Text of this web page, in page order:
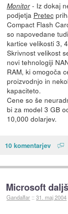
Monitor- Iz dokaj
podjetja Pretec
Compact Flash
so napovedane
kartice velikosti 3,
Skrivnost velikost
novi tehnologiji
RAM, ki omogoča
proizvodnjo in
kapaciteto.
Cene so še
bi za model 3 GB
10,000 dolarjev.
10 komentarjev
Microsoft
Gandalfar ::31. maj 2004